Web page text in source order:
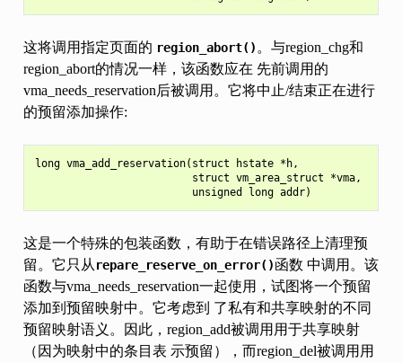
这将调用指定页面的 region_abort() 。与region_chg和
region_abort的情况一样，该函数应在 先前调用的
vma_needs_reservation后被调用。它将中止/结束正在进行
的预留添加操作:
long vma_add_reservation(struct hstate *h,
                         struct vm_area_struct *vma,
这是一个特殊的包装函数，有助于在错误路径上清理预
留。它只从 repare_reserve_on_error()函数 中调用。该
函数与vma_needs_reservation一起使用，试图将一个预留
添加到预留映射中。它考虑到 了私有和共享映射的不同
预留映射语义。因此，region_add被调用用于共享映射
（因为映射中的条目表 示预留），而region_del被调用用